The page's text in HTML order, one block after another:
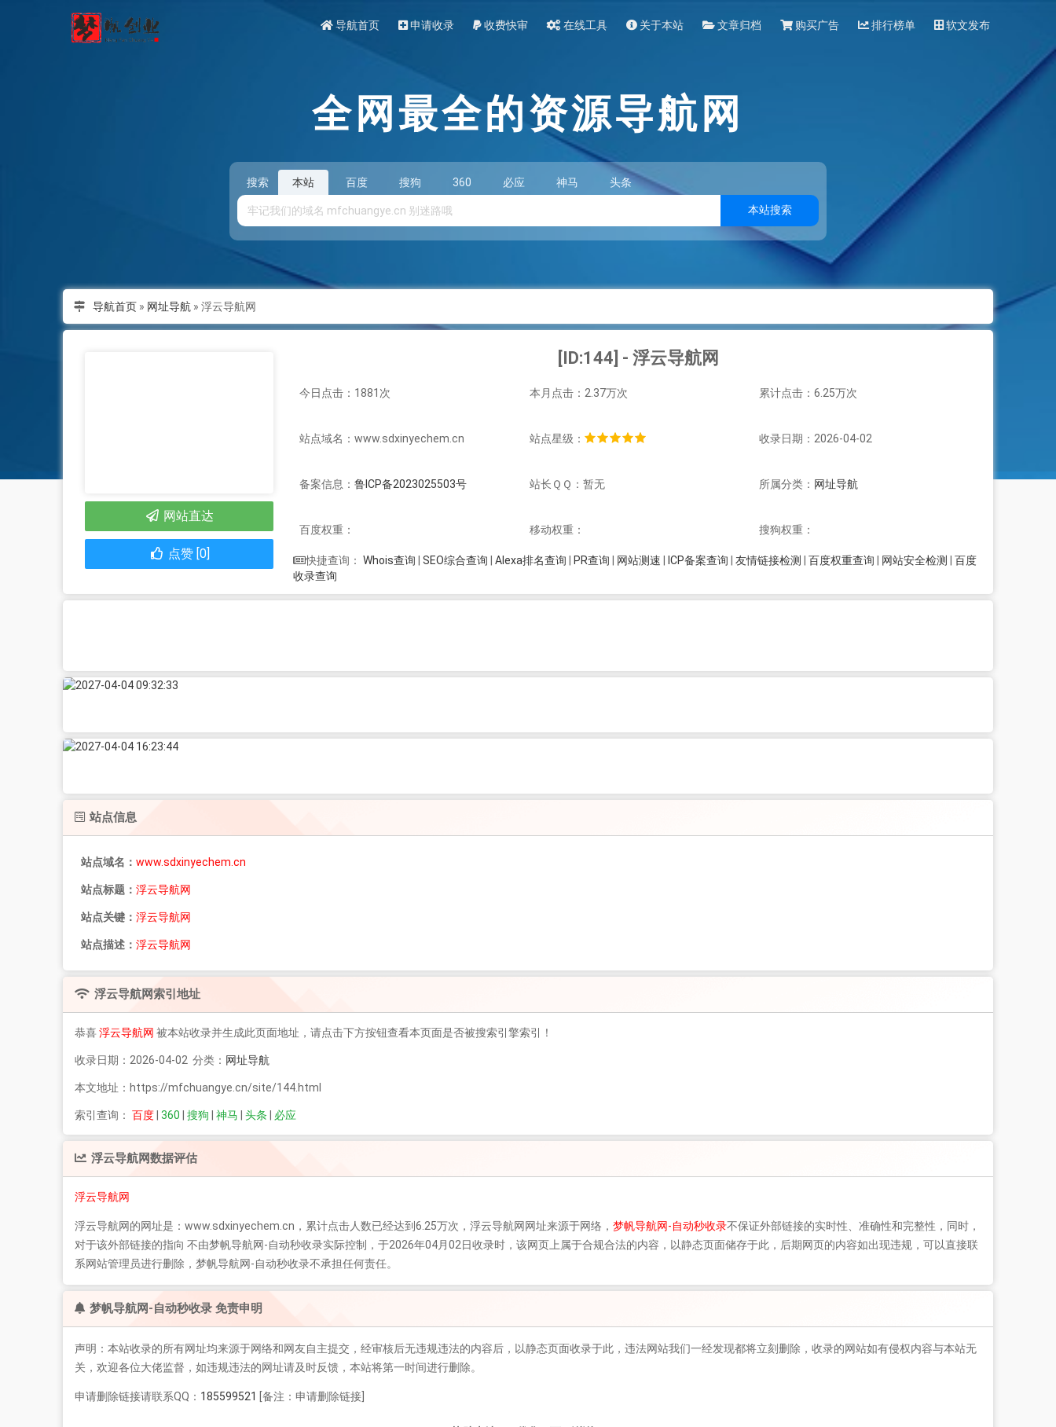
导航首页 申请收录 收费快审 在线工具 关于本站 文章归档 购买广告 排行榜单 软文发布
全网最全的资源导航网
搜索 本站 百度 搜狗 360 必应 神马 头条
本站搜索
导航首页» 网址导航 » 浮云导航网
[ID:144] - 浮云导航网
今日点击：1881次 本月点击：2.37万次 累计点击：6.25万次
站点域名：www.sdxinyechem.cn 站点星级： 收录日期：2026-04-02
备案信息： 鲁ICP备2023025503号 站长ＱＱ：暂无 所属分类： 网址导航
百度权重： 移动权重： 搜狗权重：
快捷查询： Whois查询 SEO综合查询 Alexa排名查询 PR查询 网站测速 ICP备案查询 友情链接检测 百度权重查询 网站安全检测
百度
收录查询
网站直达
点赞 [0]
站点信息
站点域名： www.sdxinyechem.cn
站点标题： 浮云导航网
站点关键： 浮云导航网
站点描述： 浮云导航网
浮云导航网索引地址
恭喜浮云导航网 被本站收录并生成此页面地址，请点击下方按钮查看本页面是否被搜索引擎索引！
收录日期：2026-04-02 分类： 网址导航
本文地址：https://mfchuangye.cn/site/144.html
索引查询： 百度 360 搜狗 神马 头条 必应
浮云导航网数据评估
浮云导航网
浮云导航网的网址是：www.sdxinyechem.cn，累计点击人数已经达到6.25万次， 浮云导航网 网址来源于网络， 梦帆导航网-自动秒收录不保证外部链接的实时性、准确性和完整性，同时，
对于该外部链接的指向 不由梦帆导航网-自动秒收录实际控制，于2026年04月02日收录时，该网页上属于合规合法的内容，以静态页面储存于此，后期网页的内容如出现违规，可以直接联
系网站管理员进行删除，梦帆导航网-自动秒收录不承担任何责任。
梦帆导航网-自动秒收录 免责申明
声明：本站收录的所有网址均来源于网络和网友自主提交，经审核后无违规违法的内容后，以静态页面收录于此，违法网站我们一经发现都将立刻删除，收录的网站如有侵权内容与本站无
关，欢迎各位大佬监督，如违规违法的网址请及时反馈，本站将第一时间进行删除。
申请删除链接请联系QQ： 185599521 [备注：申请删除链接]